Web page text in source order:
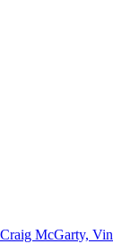
McGarty,